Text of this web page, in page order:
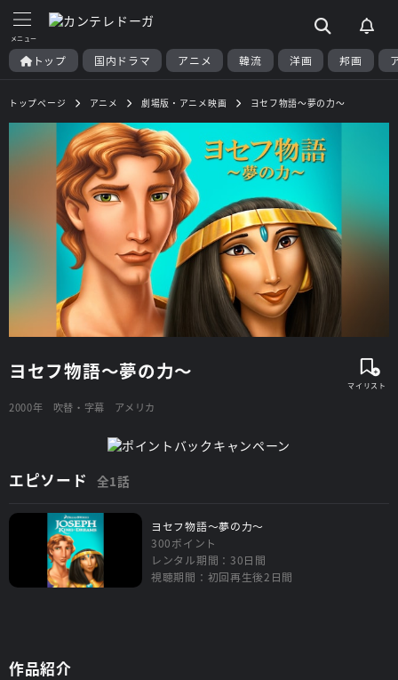
トップ 国内ドラマ アニメ 韓流 洋画 邦画
トップページ アニメ 劇場版・アニメ映画 ヨセフ物語～夢の力～
ヨセフ物語～夢の力～
2000年 吹替・字幕 アメリカ
エピソード 全1話
ヨセフ物語～夢の力～
300ポイント
レンタル期間：30日間
視聴期間：初回再生後2日間
作品紹介